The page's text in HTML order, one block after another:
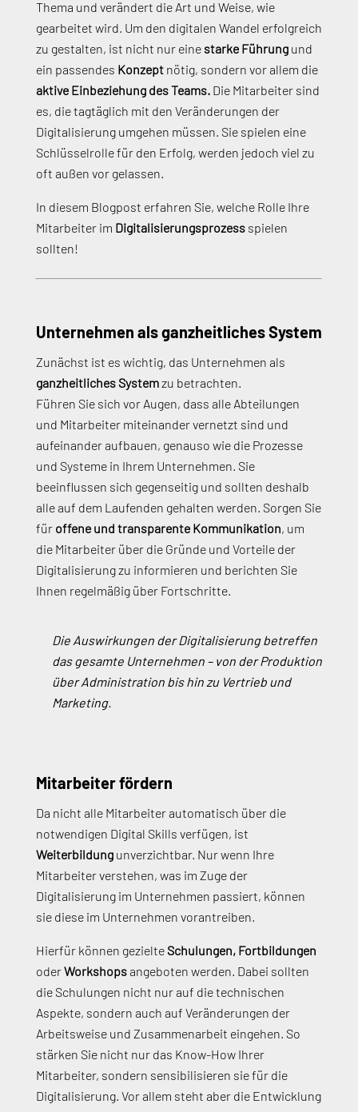
Thema und verändert die Art und Weise, wie
gearbeitet wird. Um den digitalen Wandel erfolgreich
zu gestalten, ist nicht nur eine starke Führungund
ein passendes Konzeptnötig, sondern vor allem die
aktive Einbeziehung des Teams. Die Mitarbeiter sind
es, die tagtäglich mit den Veränderungen der
Digitalisierung umgehen müssen. Sie spielen eine
Schlüsselrolle für den Erfolg, werden jedoch viel zu
oft außen vor gelassen.
In diesem Blogpost erfahren Sie, welche Rolle Ihre
Mitarbeiter im Digitalisierungsprozessspielen
sollten!
Unternehmen als ganzheitliches System
Zunächst ist es wichtig, das Unternehmen als
ganzheitliches Systemzu betrachten.
Führen Sie sich vor Augen, dass alle Abteilungen
und Mitarbeiter miteinander vernetzt sind und
aufeinander aufbauen, genauso wie die Prozesse
und Systeme in Ihrem Unternehmen. Sie
beeinflussen sich gegenseitig und sollten deshalb
alle auf dem Laufenden gehalten werden. Sorgen Sie
für offene und transparente Kommunikation, um
die Mitarbeiter über die Gründe und Vorteile der
Digitalisierung zu informieren und berichten Sie
Ihnen regelmäßig über Fortschritte.
Die Auswirkungen der Digitalisierung betreffen
das gesamte Unternehmen – von der Produktion
über Administration bis hin zu Vertrieb und
Marketing.
Mitarbeiter fördern
Da nicht alle Mitarbeiter automatisch über die
notwendigen Digital Skills verfügen, ist
Weiterbildungunverzichtbar. Nur wenn Ihre
Mitarbeiter verstehen, was im Zuge der
Digitalisierung im Unternehmen passiert, können
sie diese im Unternehmen vorantreiben.
Hierfür können gezielte Schulungen, Fortbildungen
oderWorkshopsangeboten werden. Dabei sollten
die Schulungen nicht nur auf die technischen
Aspekte, sondern auch auf Veränderungen der
Arbeitsweise und Zusammenarbeit eingehen. So
stärken Sie nicht nur das Know-How Ihrer
Mitarbeiter, sondern sensibilisieren sie für die
Digitalisierung. Vor allem steht aber die Entwicklung